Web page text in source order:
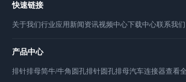
快速链接
关于我们行业应用新闻资讯视频中心下载中心联系我们
产品中心
排针排母简牛/牛角圆孔排针圆孔排母汽车连接器查看